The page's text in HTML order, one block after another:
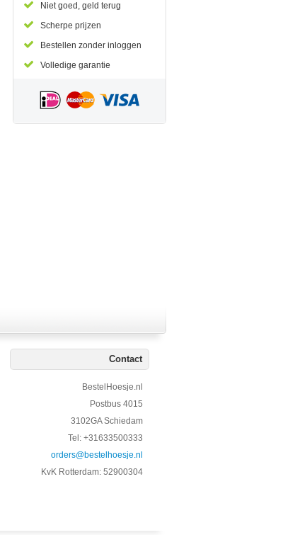
Niet goed, geld terug
Scherpe prijzen
Bestellen zonder inloggen
Volledige garantie
Contact
BestelHoesje.nl
Postbus 4015
3102GA Schiedam
Tel: +31633500333
orders@bestelhoesje.nl
KvK Rotterdam: 52900304